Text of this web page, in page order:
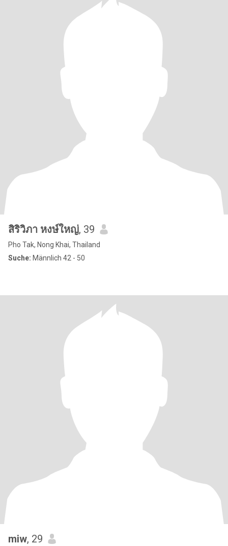
สิริวิภา หงษ์ใหญ่, 39
Pho Tak, Nong Khai, Thailand
Suche: Männlich 42 - 50
miw, 29